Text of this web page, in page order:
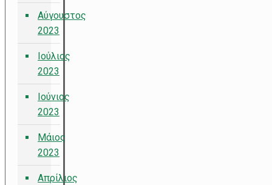
Αύγουστος
2023
Ιούλιος
2023
Ιούνιος
2023
Μάιος
2023
Απρίλιος